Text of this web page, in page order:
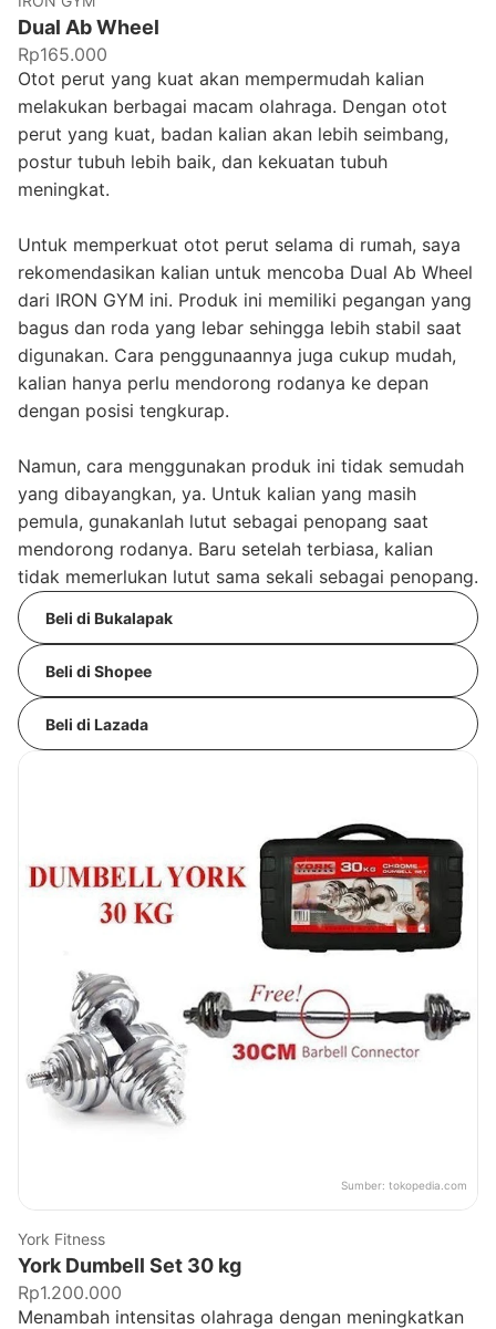
Dual Ab Wheel
Rp165.000
Otot perut yang kuat akan mempermudah kalian
melakukan berbagai macam olahraga. Dengan otot
perut yang kuat, badan kalian akan lebih seimbang,
postur tubuh lebih baik, dan kekuatan tubuh
meningkat.
Untuk memperkuat otot perut selama di rumah, saya
rekomendasikan kalian untuk mencoba Dual Ab Wheel
dari IRON GYM ini. Produk ini memiliki pegangan yang
bagus dan roda yang lebar sehingga lebih stabil saat
digunakan. Cara penggunaannya juga cukup mudah,
kalian hanya perlu mendorong rodanya ke depan
dengan posisi tengkurap.
Namun, cara menggunakan produk ini tidak semudah
yang dibayangkan, ya. Untuk kalian yang masih
pemula, gunakanlah lutut sebagai penopang saat
mendorong rodanya. Baru setelah terbiasa, kalian
tidak memerlukan lutut sama sekali sebagai penopang.
Beli di Bukalapak
Beli di Shopee
Beli di Lazada
Sumber: tokopedia.com
York Fitness
York Dumbell Set 30 kg
Rp1.200.000
Menambah intensitas olahraga dengan meningkatkan